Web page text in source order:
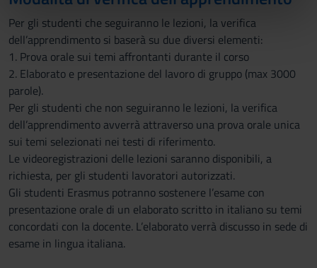
pubblicità e social media, i quali potrebbero combinarle
con altre informazioni che hai fornito loro o che hanno
Per gli studenti che seguiranno le lezioni, la verifica
dell’apprendimento si baserà su due diversi elementi:
1. Prova orale sui temi affrontanti durante il corso
2. Elaborato e presentazione del lavoro di gruppo (max 3000
parole).
Per gli studenti che non seguiranno le lezioni, la verifica
dell’apprendimento avverrà attraverso una prova orale unica
sui temi selezionati nei testi di riferimento.
Le videoregistrazioni delle lezioni saranno disponibili, a
richiesta, per gli studenti lavoratori autorizzati.
Gli studenti Erasmus potranno sostenere l’esame con
presentazione orale di un elaborato scritto in italiano su temi
concordati con la docente. L’elaborato verrà discusso in sede di
esame in lingua italiana.